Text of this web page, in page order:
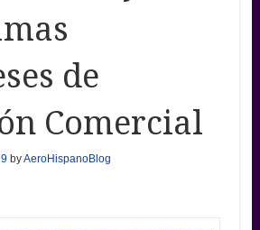
de
Comercial
byAeroHispanoBlog